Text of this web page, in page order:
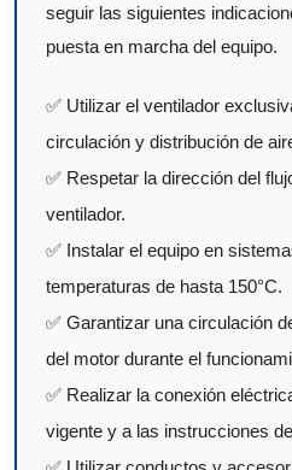
seguir las siguientes
puesta en marcha del equipo.
✅ Utilizar el ventilador
circulación y distribución de
✅ Respetar la dirección del
ventilador.
✅ Instalar el equipo en
temperaturas de hasta 150°C.
✅ Garantizar una circulación
del motor durante el
✅ Realizar la conexión
vigente y a las instrucciones